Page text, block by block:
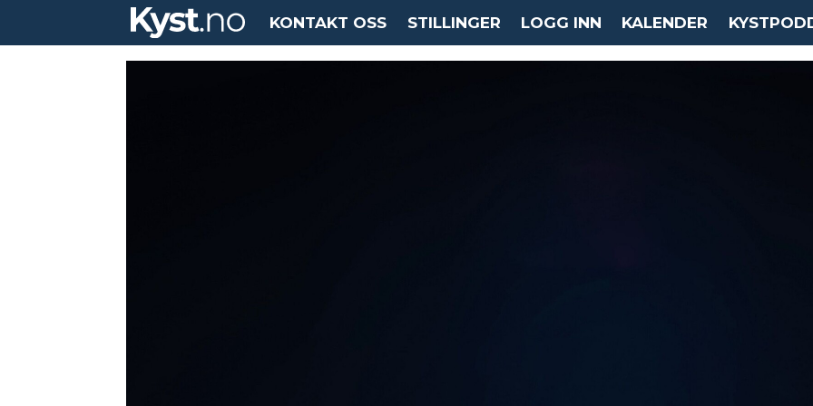
KONTAKT OSS STILLINGER LOGG INN KALENDER